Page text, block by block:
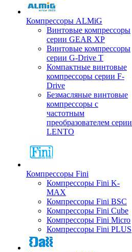
Компрессоры ALMiG
Винтовые компрессоры
серии GEAR XP
Винтовые компрессоры
серии G-Drive T
Компактные винтовые
компрессоры серии F-
Drive
Безмасляные винтовые
компрессоры с
частотным
преобразователем серии
LENTO
Компрессоры Fini
Компрессоры Fini K-
MAX
Компрессоры Fini BSC
Компрессоры Fini Cube
Компрессоры Fini Micro
Компрессоры Fini PLUS